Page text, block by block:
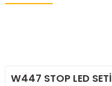
W447 STOP LED SETİ